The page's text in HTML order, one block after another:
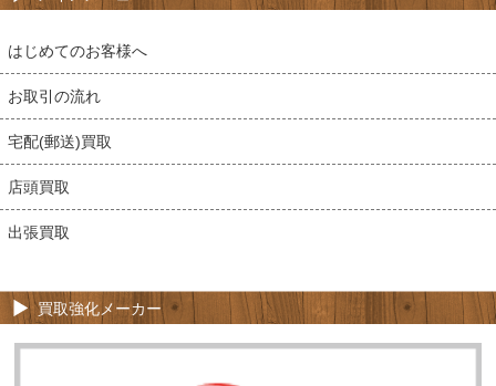
はじめてのお客様へ
お取引の流れ
宅配(郵送)買取
店頭買取
出張買取
買取強化メーカー